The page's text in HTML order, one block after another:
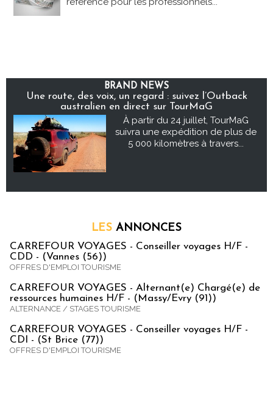
BRAND NEWS
Une route, des voix, un regard : suivez l’Outback
australien en direct sur TourMaG
À partir du 24 juillet, TourMaG
suivra une expédition de plus de
5 000 kilomètres à travers...
LES ANNONCES
CARREFOUR VOYAGES - Conseiller voyages H/F -
CDD - (Vannes (56))
OFFRES D'EMPLOI TOURISME
CARREFOUR VOYAGES - Alternant(e) Chargé(e) de
ressources humaines H/F - (Massy/Evry (91))
ALTERNANCE / STAGES TOURISME
CARREFOUR VOYAGES - Conseiller voyages H/F -
CDI - (St Brice (77))
OFFRES D'EMPLOI TOURISME